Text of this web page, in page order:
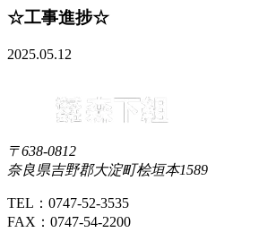
☆工事進捗☆
2025.05.12
〒638-0812
奈良県吉野郡大淀町桧垣本1589
TEL：0747-52-3535
FAX：0747-54-2200